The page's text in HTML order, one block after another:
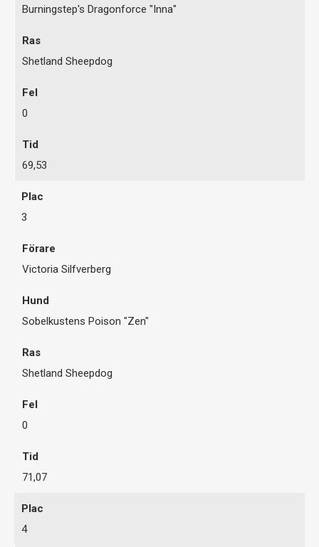
Burningstep's Dragonforce "Inna"
Shetland Sheepdog
0
69,53
3
Victoria Silfverberg
Sobelkustens Poison "Zen"
Shetland Sheepdog
0
71,07
4